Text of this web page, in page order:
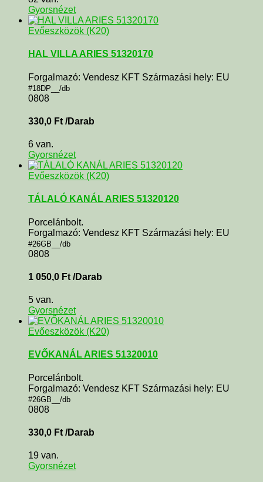
Gyorsnézet
Evőeszközök (K20)
HAL VILLA ARIES 51320170
Forgalmazó: Vendesz KFT Származási hely: EU
#18DP__/db
0808
330,0 Ft /Darab
6 van.
Gyorsnézet
Evőeszközök (K20)
TÁLALÓ KANÁL ARIES 51320120
Porcelánbolt.
Forgalmazó: Vendesz KFT Származási hely: EU
#26GB__/db
0808
1 050,0 Ft /Darab
5 van.
Gyorsnézet
Evőeszközök (K20)
EVŐKANÁL ARIES 51320010
Porcelánbolt.
Forgalmazó: Vendesz KFT Származási hely: EU
#26GB__/db
0808
330,0 Ft /Darab
19 van.
Gyorsnézet